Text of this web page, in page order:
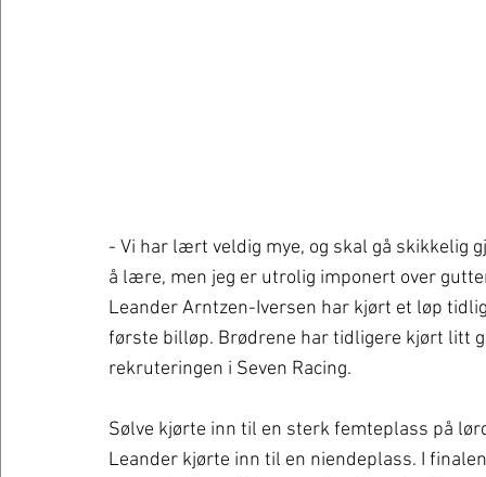
- Vi har lært veldig mye, og skal gå skikkelig
å lære, men jeg er utrolig imponert over
Leander Arntzen-Iversen har kjørt et løp
første billøp. Brødrene har tidligere kjørt litt
rekruteringen i Seven Racing.
Sølve kjørte inn til en sterk femteplass på
Leander kjørte inn til en niendeplass. I